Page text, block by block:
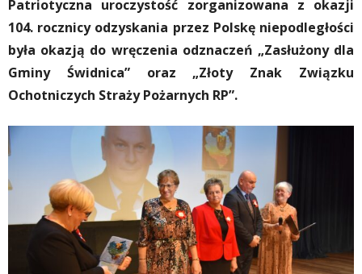
Patriotyczna uroczystość zorganizowana z okazji
104. rocznicy odzyskania przez Polskę niepodległości
była okazją do wręczenia odznaczeń „Zasłużony dla
Gminy Świdnica” oraz „Złoty Znak Związku
Ochotniczych Straży Pożarnych RP”.